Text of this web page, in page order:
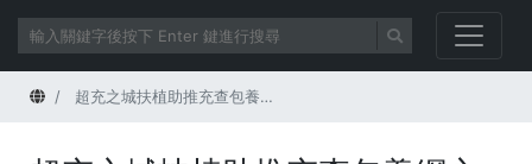
首頁 超充之城扶植助推充查包養網心得換電賽道提速_中國網